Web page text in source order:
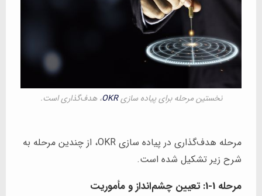
نخستین مرحله برای پیاده سازیOKR، هدف‌گذاری است.
مرحله هدف‌گذاری در پیاده سازی OKR، از چندین مرحله به
شرح زیر تشکیل شده است.
مرحله 1-1: تعیین چشم‌انداز و مأموریت